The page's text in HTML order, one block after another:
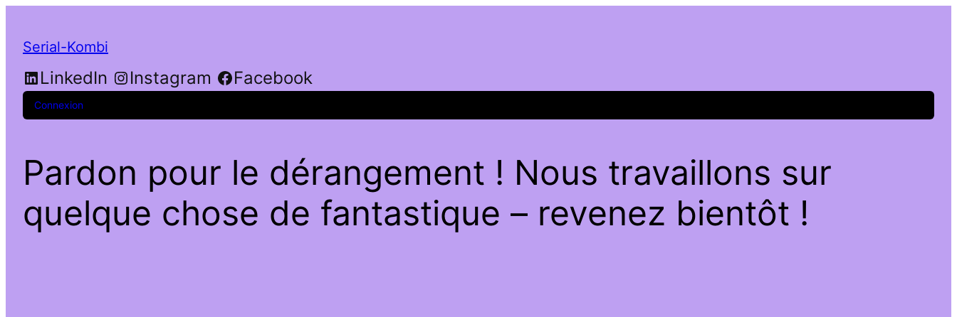
Serial-Kombi
LinkedIn Instagram Facebook
Connexion
Pardon pour le dérangement ! Nous travaillons sur
quelque chose de fantastique – revenez bientôt !